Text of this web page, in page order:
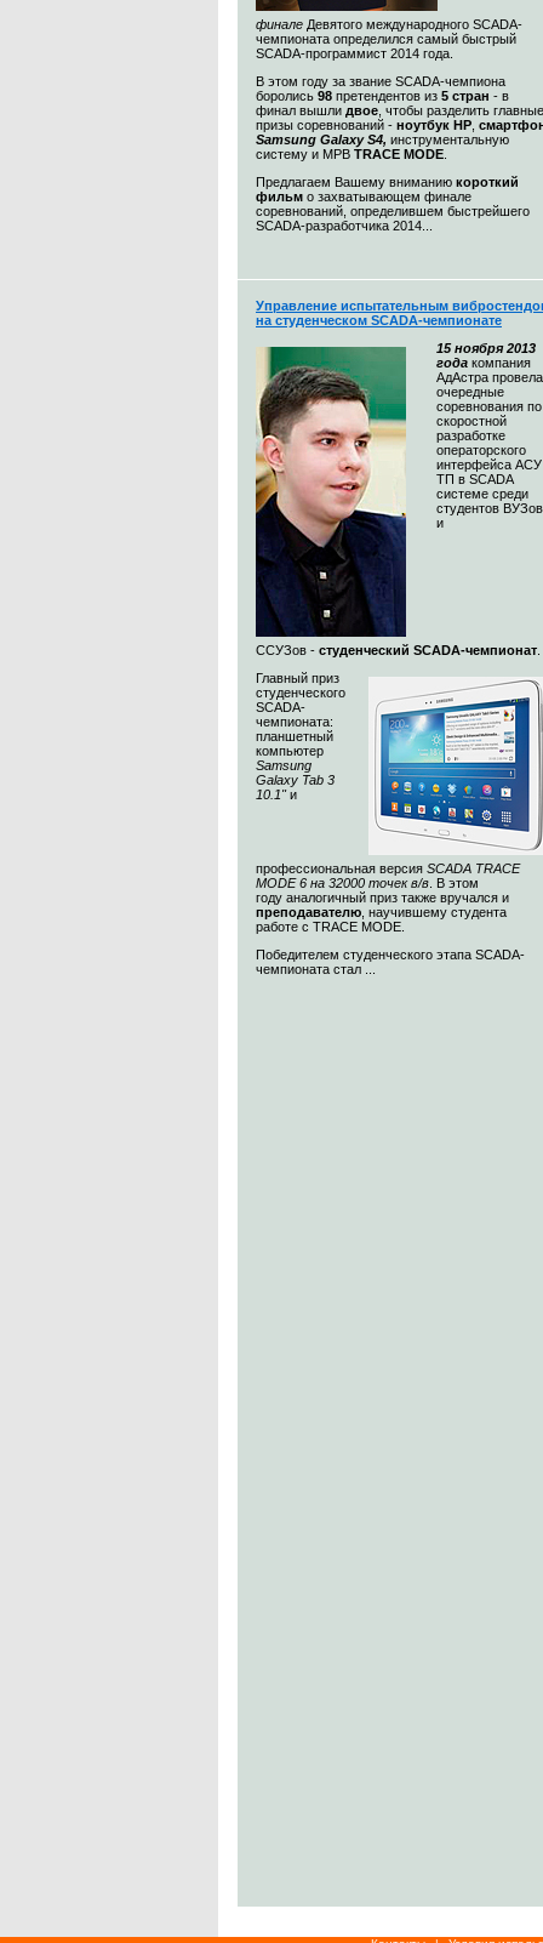
финале Девятого международного SCADA-
чемпионата определился самый быстрый
SCADA-программист 2014 года.
В этом году за звание SCADA-чемпиона
боролись 98 претендентов из 5 стран - в
финал вышли двое , чтобы разделить главные
призы соревнований - ноутбук HP
Samsung Galaxy S4, инструментальную
систему и МРВ TRACE MODE
Предлагаем Вашему вниманию короткий
фильм о захватывающем финале
соревнований, определившем быстрейшего
SCADA-разработчика 2014...
Управление испытательным
на студенческом SCADA-чемпионате
15 ноября 2013
года компания
АдАстра провела
очередные
соревнования по
скоростной
разработке
операторского
интерфейса АСУ
ТП в SCADA
системе среди
студентов ВУЗов
и
ССУЗов - студенческий SCADA-чемпионат
Главный приз
студенческого
SCADA-
чемпионата:
планшетный
компьютер
Samsung
Galaxy Tab 3
10.1"и
профессиональная версия SCADA TRACE
MODE 6 на 32000 точек в/в . В этом
году аналогичный приз также вручался и
преподавателю , научившему студента
работе с TRACE MODE.
Победителем студенческого этапа SCADA-
чемпионата стал ...